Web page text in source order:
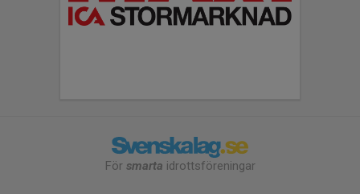
För smarta idrottsföreningar